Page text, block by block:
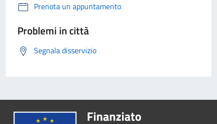
Prenota un appuntamento
Problemi in città
Segnala disservizio